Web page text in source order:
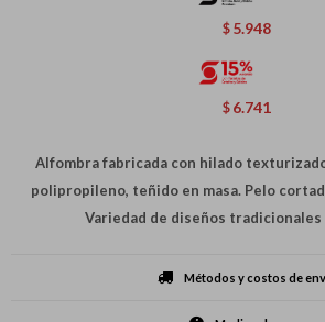
$ 5.948
$ 6.741
Alfombra fabricada con hilado
polipropileno, teñido en masa. Pelo
Variedad de diseños tradicionales
Métodos y costos de